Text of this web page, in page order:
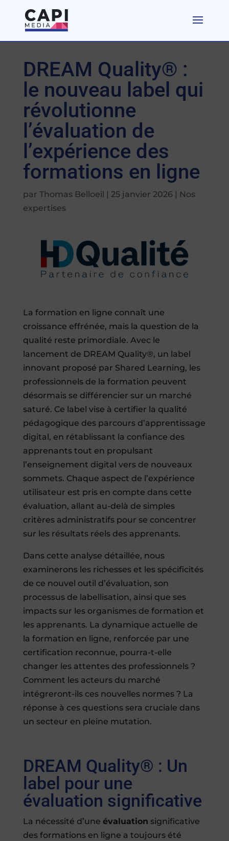
DREAM Quality® :
le nouveau label qui
révolutionne
l’évaluation de
l’expérience des
formations en ligne
par Thomas Belloeil | 25 janvier 2026 | Nos
expertises
La formation en ligne connaît une
croissance effrénée, mais la question de la
qualité reste primordiale. Avec le
lancement de DREAM Quality®, un label
innovant proposé par Shared Learning, les
professionnels de la formation peuvent
désormais se différencier sur un marché
saturé. Ce label vise à certifier la qualité
pédagogique des parcours d’apprentissage
digital, en rétablissant la confiance des
apprenants tout en propulsant
l’enseignement digital vers de nouveaux
sommets. Chaque aspect de l’expérience
utilisateur est pris en compte dans cette
évaluation, allant au-delà de simples
critères administratifs pour se concentrer
sur les résultats réels des apprenants.
Dans cette analyse détaillée, nous
examinerons les richesses et les spécificités
de ce nouvel outil d’évaluation, son
processus de labellisation, ainsi que ses
impacts sur les organismes de formation et
les apprenants. La dynamique actuelle de
la formation en ligne, renforcée par une
certification reconnue, pourra-t-elle
changer les attentes des professionnels ?
Comment les acteurs du marché
intégreront-ils ces nouvelles normes ? La
réponse à ces questions sera cruciale dans
un secteur en pleine mutation.
DREAM Quality® : Un
label pour une
évaluation significative
La nécessité d’une évaluation significative
des formations en ligne a toujours été